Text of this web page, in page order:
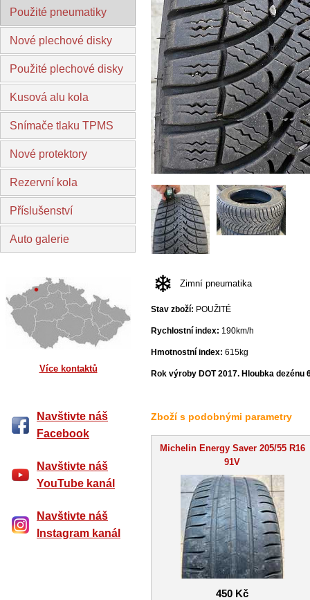
Použité pneumatiky
Nové plechové disky
Použité plechové disky
Kusová alu kola
Snímače tlaku TPMS
Nové protektory
Rezervní kola
Příslušenství
Auto galerie
Více kontaktů
Navštivte náš
Facebook
Navštivte náš
YouTube kanál
Navštivte náš
Instagram kanál
Zimní pneumatika
Stav zboží: POUŽITÉ
Rychlostní index: 190km/h
Hmotnostní index: 615kg
Rok výroby DOT 2017. Hloubka dezénu
Zboží s podobnými parametry
Michelin Energy Saver 205/55 R16
91V
450 Kč